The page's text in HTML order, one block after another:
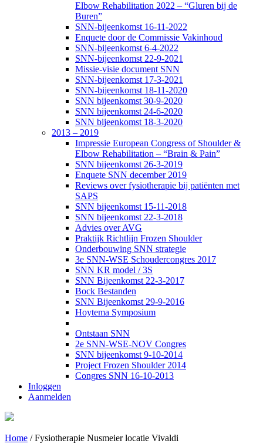
Elbow Rehabilitation 2022 – “Gluren bij de
Buren”
SNN-bijeenkomst 16-11-2022
Enquete door de Commissie Vakinhoud
SNN-bijeenkomst 6-4-2022
SNN-bijeenkomst 22-9-2021
Missie-visie document SNN
SNN-bijeenkomst 17-3-2021
SNN-bijeenkomst 18-11-2020
SNN bijeenkomst 30-9-2020
SNN bijeenkomst 24-6-2020
SNN bijeenkomst 18-3-2020
2013 – 2019
Impressie European Congress of Shoulder &
Elbow Rehabilitation – “Brain & Pain”
SNN bijeenkomst 26-3-2019
Enquete SNN december 2019
Reviews over fysiotherapie bij patiënten met
SAPS
SNN bijeenkomst 15-11-2018
SNN bijeenkomst 22-3-2018
Advies over AVG
Praktijk Richtlijn Frozen Shoulder
Onderbouwing SNN strategie
3e SNN-WSE Schoudercongres 2017
SNN KR model / 3S
SNN Bijeenkomst 22-3-2017
Bock Bestanden
SNN Bijeenkomst 29-9-2016
Hoytema Symposium
Ontstaan SNN
2e SNN-WSE-NOV Congres
SNN bijeenkomst 9-10-2014
Project Frozen Shoulder 2014
Congres SNN 16-10-2013
Inloggen
Aanmelden
Home /Fysiotherapie Nusmeier locatie Vivaldi